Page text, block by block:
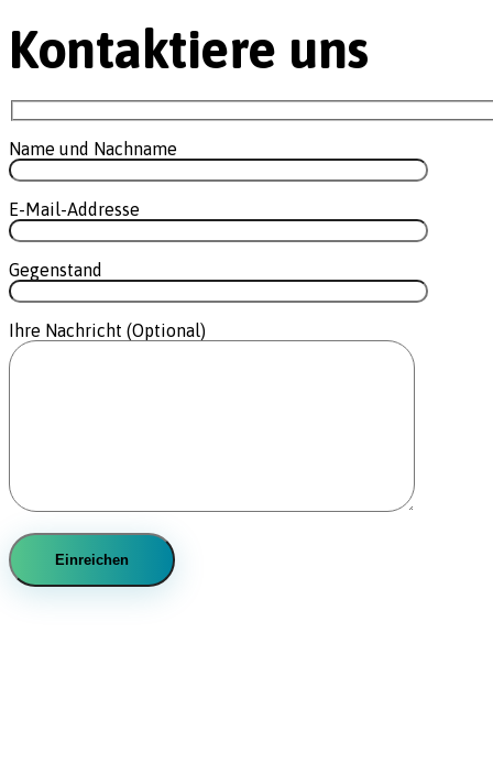
Kontaktiere uns
Name und Nachname
E-Mail-Addresse
Gegenstand
Ihre Nachricht (Optional)